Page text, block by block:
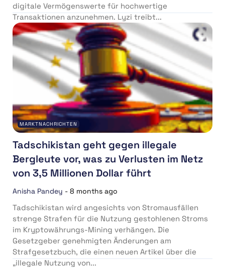
digitale Vermögenswerte für hochwertige
Transaktionen anzunehmen. Lyzi treibt...
MARKTNACHRICHTEN
Tadschikistan geht gegen illegale
Bergleute vor, was zu Verlusten im Netz
von 3,5 Millionen Dollar führt
Anisha Pandey - 8 months ago
Tadschikistan wird angesichts von Stromausfällen
strenge Strafen für die Nutzung gestohlenen Stroms
im Kryptowährungs-Mining verhängen. Die
Gesetzgeber genehmigten Änderungen am
Strafgesetzbuch, die einen neuen Artikel über die
„illegale Nutzung von...